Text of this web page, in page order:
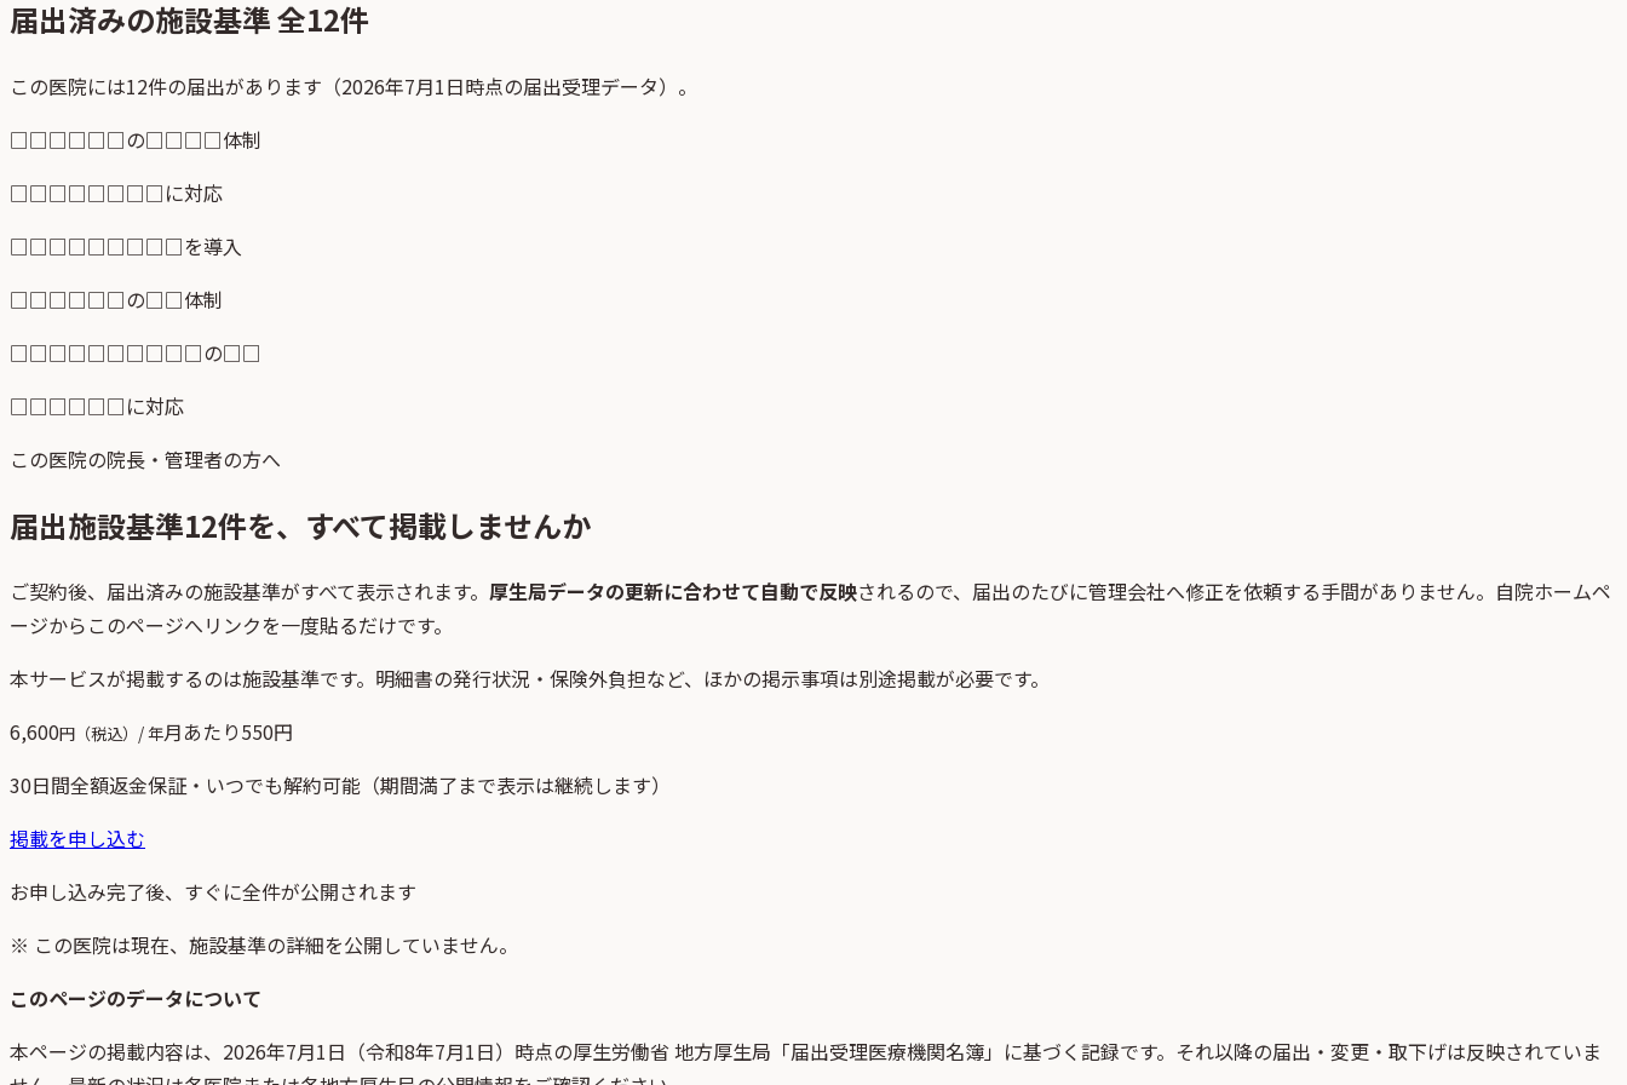
届出済みの施設基準 全12件
この医院には12件の届出があります（2026年7月1日時点の届出受理データ）。
□□□□□□の□□□□体制
□□□□□□□□に対応
□□□□□□□□□を導入
□□□□□□の□□体制
□□□□□□□□□□の□□
□□□□□□に対応
この医院の院長・管理者の方へ
届出施設基準12件を、すべて掲載しませんか
ご契約後、 届出済みの施設基準がすべて表示されます。 厚生局データの更新に合わせて自動で反映されるので、届出のたびに管理会社へ修正を依頼する手間がありません。自院ホームペ
ージからこのページへリンクを一度貼るだけです。
本サービスが掲載するのは施設基準です。明細書の発行状況・保険外負担など、ほかの掲示事項は別途掲載が必要です。
6,600円（税込）/ 年月あたり550円
30日間全額返金保証・いつでも解約可能（期間満了まで表示は継続します）
掲載を申し込む
お申し込み完了後、すぐに全件が公開されます
※ この医院は現在、施設基準の詳細を公開していません。
このページのデータについて
本ページの掲載内容は、 2026年7月1日 （令和8年7月1日）時点の厚生労働省 地方厚生局「届出受理医療機関名簿」 に基づく記録です。それ以降の届出・変更・取下げは反映されていま